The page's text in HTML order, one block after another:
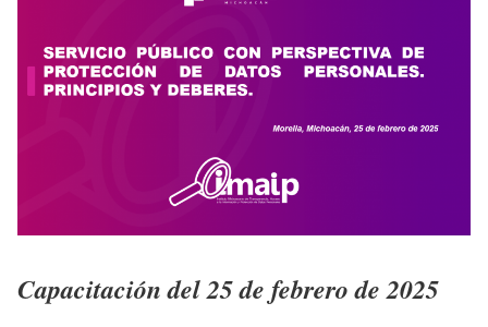
Capacitación del 25 de febrero de 2025